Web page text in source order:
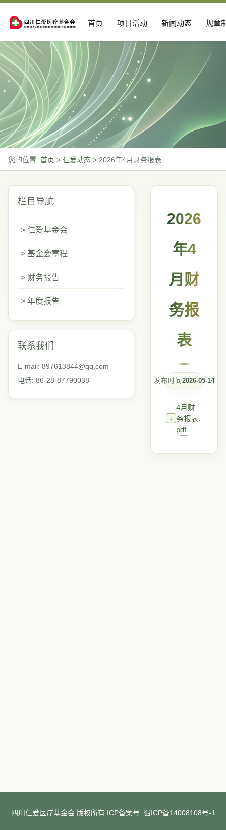
首页 项目活动 新闻动态 规章
您的位置: 首页 > 仁爱动态 > 2026年4月财务报表
栏目导航
> 仁爱基金会
> 基金会章程
> 财务报告
> 年度报告
联系我们
E-mail: 897613844@qq.com
电话: 86-28-87790038
2026
年4
月财
务报
表
发布时间2026-05-14
4月财
务报表.
pdf
四川仁爱医疗基金会 版权所有 ICP备案号: 蜀ICP备14008108号-1